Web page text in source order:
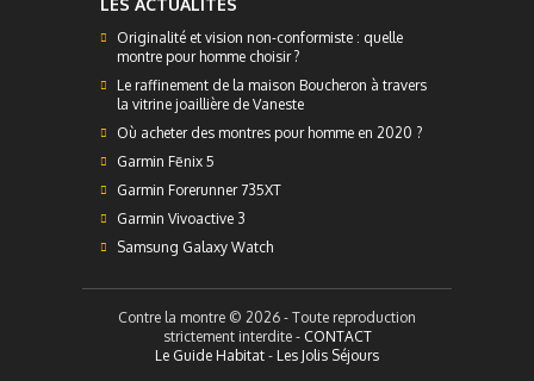
LES ACTUALITÉS
Originalité et vision non-conformiste : quelle
montre pour homme choisir ?
Le raffinement de la maison Boucheron à travers
la vitrine joaillière de Vaneste
Où acheter des montres pour homme en 2020 ?
Garmin Fēnix 5
Garmin Forerunner 735XT
Garmin Vivoactive 3
Samsung Galaxy Watch
Contre la montre © 2026 - Toute reproduction
strictement interdite - CONTACT
Le Guide Habitat - Les Jolis Séjours